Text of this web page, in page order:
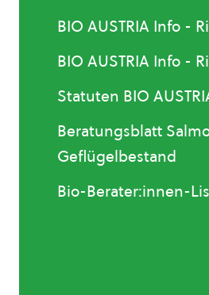
BIO AUSTRIA Info -
BIO AUSTRIA Info -
Statuten BIO
Beratungsblatt
Geflügelbestand
Bio-Berater:innen-